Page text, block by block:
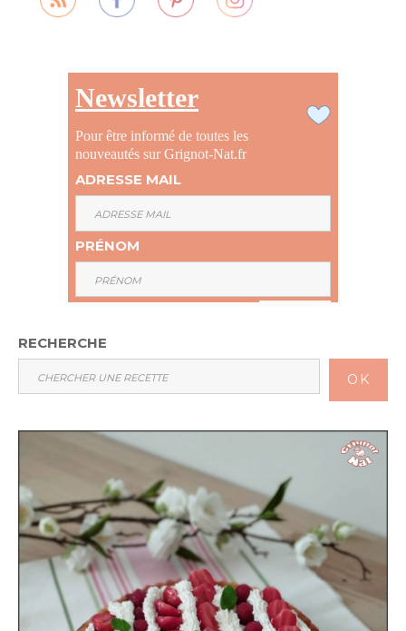
Newsletter
Pour être informé de toutes les
nouveautés sur Grignot-Nat.fr
ADRESSE MAIL
PRÉNOM
RECHERCHE
OK